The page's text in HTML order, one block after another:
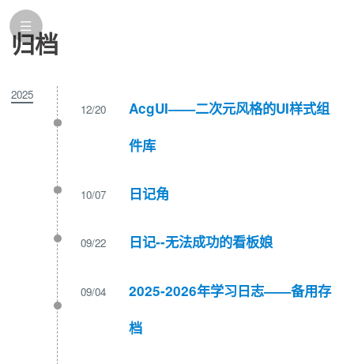
归档
2025
12/20
AcgUI——二次元风格的UI样式组
件库
10/07 日记角
09/22 日记--无法成功的看板娘
09/04
2025-2026年学习日志——备用存
档